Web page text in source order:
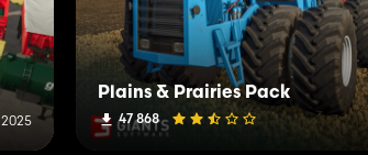
Plains & Prairies Pack
47 868